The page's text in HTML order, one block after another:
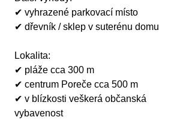
✔ vyhrazené parkovací místo
✔ dřevník / sklep v suterénu domu
Lokalita:
✔ pláže cca 300 m
✔ centrum Poreče cca 500 m
✔ v blízkosti veškerá občanská
vybavenost